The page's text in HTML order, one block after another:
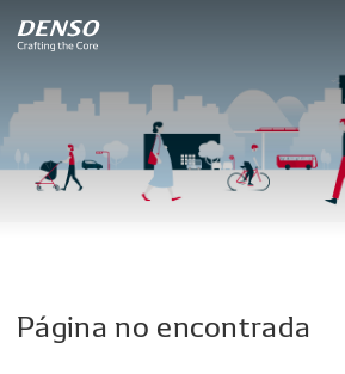
Página no encontrada